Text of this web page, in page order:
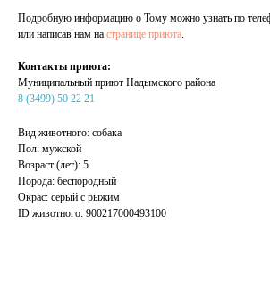
Подробную информацию о Тому можно узнать по
или написав нам на странице приюта.
Контакты приюта:
Муниципальный приют Надымского района
8 (3499) 50 22 21
Вид животного: собака
Пол: мужской
Возраст (лет): 5
Порода: беспородный
Окрас: серый с рыжим
ID животного: 900217000493100